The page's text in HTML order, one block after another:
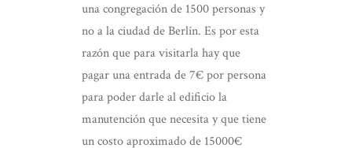
una congregación de 1500 personas y
no a la ciudad de Berlín. Es por esta
razón que para visitarla hay que
pagar una entrada de 7€ por persona
para poder darle al edificio la
manutención que necesita y que tiene
un costo aproximado de 15000€